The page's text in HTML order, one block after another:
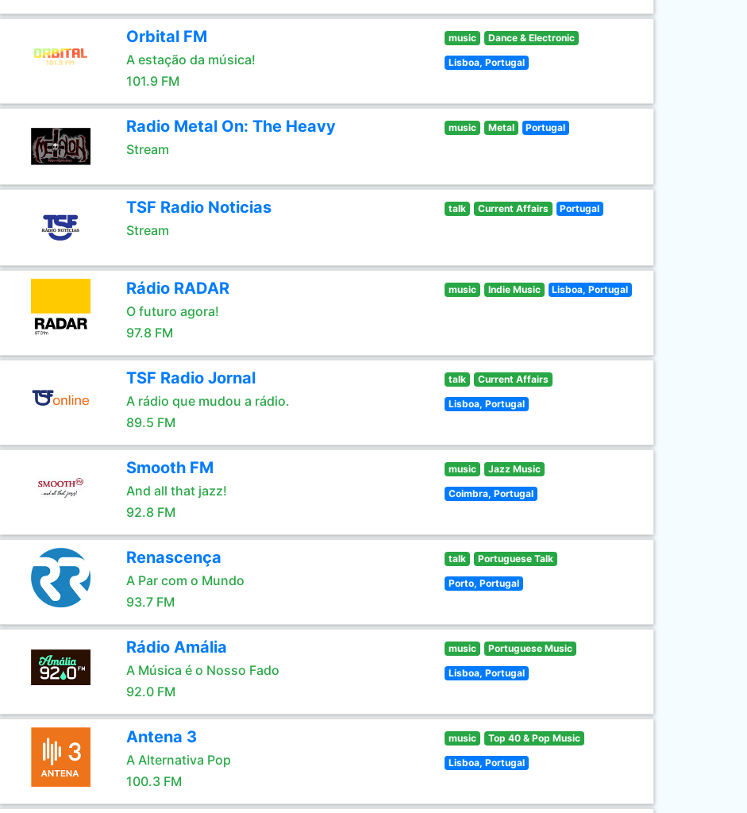
Orbital FM
A estação da música!
101.9 FM
music Dance & Electronic
Lisboa, Portugal
Radio Metal On: The Heavy
Stream
music Metal Portugal
TSF Radio Noticias
Stream
talk Current Affairs Portugal
Rádio RADAR
O futuro agora!
97.8 FM
music Indie Music Lisboa, Portugal
TSF Radio Jornal
A rádio que mudou a rádio.
89.5 FM
talk Current Affairs
Lisboa, Portugal
Smooth FM
And all that jazz!
92.8 FM
music Jazz Music
Coimbra, Portugal
Renascença
A Par com o Mundo
93.7 FM
talk Portuguese Talk
Porto, Portugal
Rádio Amália
A Música é o Nosso Fado
92.0 FM
music Portuguese Music
Lisboa, Portugal
Antena 3
A Alternativa Pop
100.3 FM
music Top 40 & Pop Music
Lisboa, Portugal